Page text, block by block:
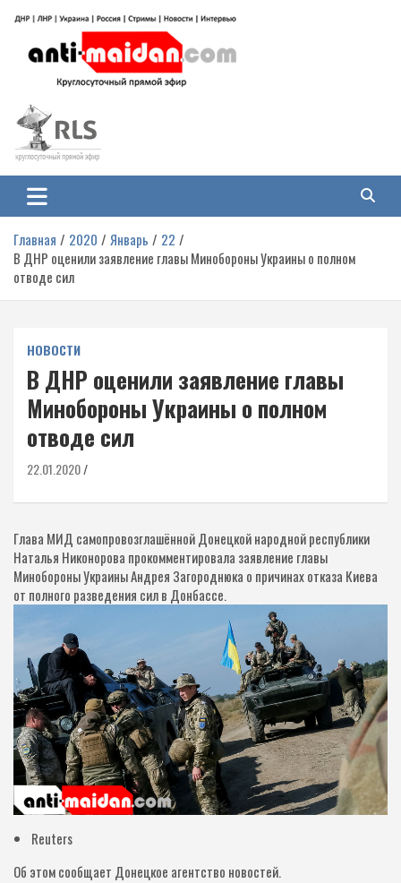
содержимому
Антимайдан: Гражданская война
на Украине
гражданской войне на Украине, включая события в Новороссии, ДНР,
ЛНР и других регионах.
Главная 2020 Январь
22
В ДНР оценили заявление главы Минобороны Украины о полном
отводе сил
НОВОСТИ
В ДНР оценили заявление главы
Минобороны Украины о полном
отводе сил
22.01.2020
Глава МИД самопровозглашённой Донецкой народной республики
Наталья Никонорова прокомментировала заявление главы
Минобороны Украины Андрея Загороднюка о причинах отказа Киева
от полного разведения сил в Донбассе.
Reuters
Об этом сообщает Донецкое агентство новостей.